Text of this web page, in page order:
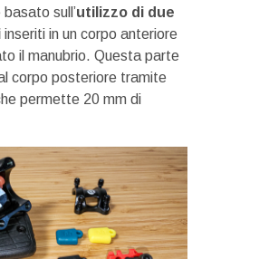
sull’utilizzo di due
inseriti in un corpo anteriore
il manubrio. Questa parte
corpo posteriore tramite
permette 20 mm di